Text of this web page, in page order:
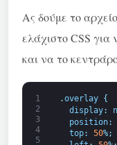
Ας δούμε το
ελάχιστο CSS
και να το
1
2
3
4
5
.overlay
{
display:
position:
top: 50%;